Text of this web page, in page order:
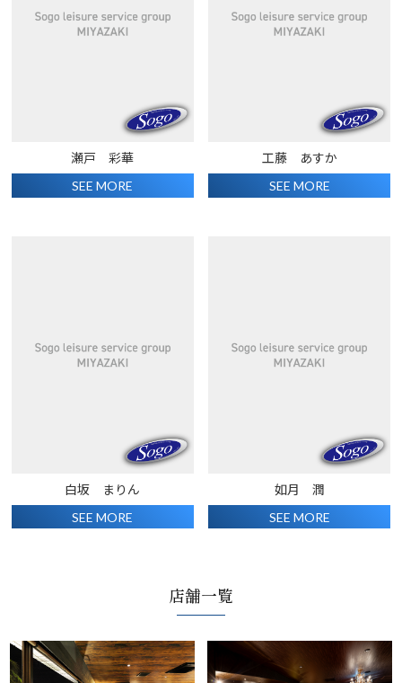
瀬戸 彩華
SEE MORE
工藤 あすか
SEE MORE
白坂 まりん
SEE MORE
如月 潤
SEE MORE
店舗一覧